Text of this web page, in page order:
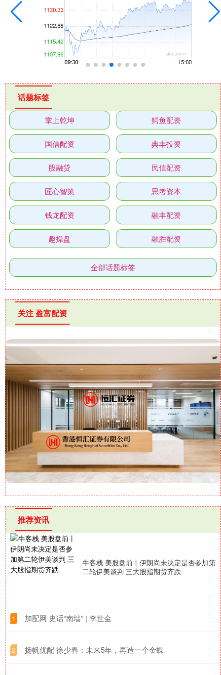
话题标签
掌上乾坤 鳄鱼配资
国信配资 典丰投资
股融贷 民信配资
匠心智策 思考资本
钱龙配资 融丰配资
趣操盘 融胜配资
全部话题标签
关注 盈富配资
推荐资讯
牛客栈 美股盘前丨伊朗尚未决定是否参加第
二轮伊美谈判 三大股指期货齐跌
1 ​加配网 史话“南墙” | 李世金
2 ​扬帆优配 徐少春：未来5年，再造一个金蝶